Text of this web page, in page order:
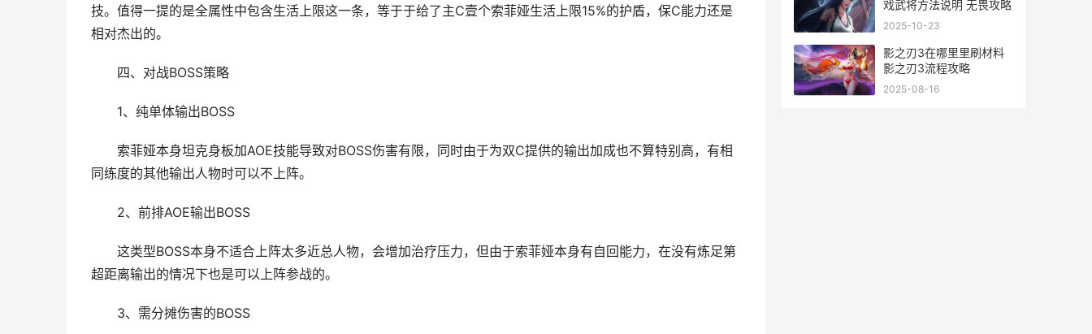
技。值得一提的是全属性中包含生活上限这一条，等于于给了主C壹个索菲娅生活上限15%的护盾，保C能力还是
相对杰出的。
四、对战BOSS策略
1、纯单体输出BOSS
索菲娅本身坦克身板加AOE技能导致对BOSS伤害有限，同时由于为双C提供的输出加成也不算特别高，有相
同练度的其他输出人物时可以不上阵。
2、前排AOE输出BOSS
这类型BOSS本身不适合上阵太多近总人物，会增加治疗压力，但由于索菲娅本身有自回能力，在没有炼足第
超距离输出的情况下也是可以上阵参战的。
3、需分摊伤害的BOSS
戏武将方法说明 无畏攻略
2025-10-23
影之刃3在哪里里刷材料
影之刃3流程攻略
2025-08-16